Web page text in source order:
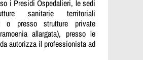
i Presidi Ospedalieri, le sedi
sanitarie territoriali
o presso strutture private
allargata), presso le
autorizza il professionista ad